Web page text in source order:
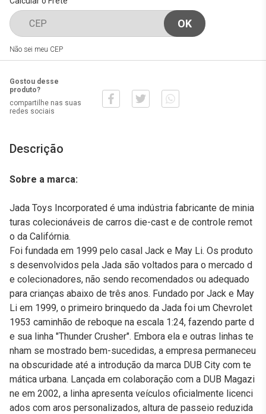
Não sei meu CEP
Gostou desse
produto?
compartilhe nas suas
redes sociais
Descrição
Sobre a marca:
Jada Toys Incorporated é uma indústria fabricante de minia
turas colecionáveis de carros die-cast e de controle remot
o da Califórnia.
Foi fundada em 1999 pelo casal Jack e May Li. Os produto
s desenvolvidos pela Jada são voltados para o mercado d
e colecionadores, não sendo recomendados ou adequado
para crianças abaixo de três anos. Fundado por Jack e May
Li em 1999, o primeiro brinquedo da Jada foi um Chevrolet
1953 caminhão de reboque na escala 1:24, fazendo parte d
e sua linha "Thunder Crusher". Embora ela e outras linhas te
nham se mostrado bem-sucedidas, a empresa permaneceu
na obscuridade até a introdução da marca DUB City com te
mática urbana. Lançada em colaboração com a DUB Magazi
ne em 2002, a linha apresenta veículos oficialmente licenci
ados com aros personalizados, altura de passeio reduzida